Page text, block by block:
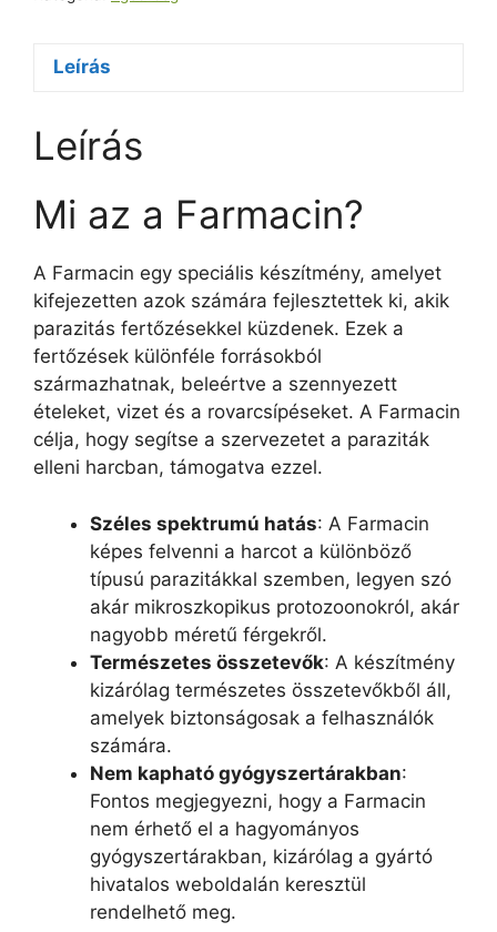
Leírás
Leírás
Mi az a Farmacin?
A Farmacin egy speciális készítmény, amelyet
kifejezetten azok számára fejlesztettek ki, akik
parazitás fertőzésekkel küzdenek. Ezek a
fertőzések különféle forrásokból
származhatnak, beleértve a szennyezett
ételeket, vizet és a rovarcsípéseket. A Farmacin
célja, hogy segítse a szervezetet a paraziták
elleni harcban, támogatva ezzel.
Széles spektrumú hatás: A Farmacin
képes felvenni a harcot a különböző
típusú parazitákkal szemben, legyen szó
akár mikroszkopikus protozoonokról, akár
nagyobb méretű férgekről.
Természetes összetevők: A készítmény
kizárólag természetes összetevőkből áll,
amelyek biztonságosak a felhasználók
számára.
Nem kapható gyógyszertárakban:
Fontos megjegyezni, hogy a Farmacin
nem érhető el a hagyományos
gyógyszertárakban, kizárólag a gyártó
hivatalos weboldalán keresztül
rendelhető meg.